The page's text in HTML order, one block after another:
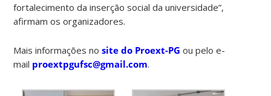
fortalecimento da inserção social da universidade”,
afirmam os organizadores.
Mais informações nosite do Proext-PG ou pelo e-
mail proextpgufsc@gmail.com.